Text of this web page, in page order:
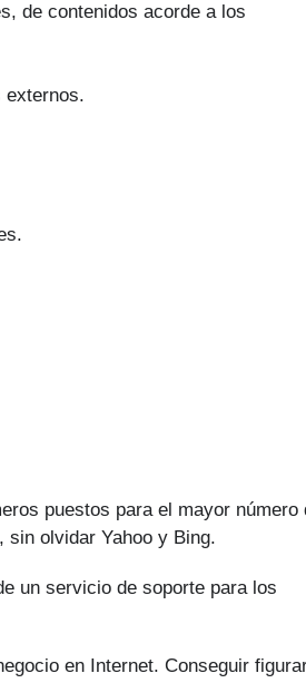
de contenidos acorde a los
externos.
puestos para el mayor número
olvidar Yahoo y Bing.
un servicio de soporte para los
en Internet. Conseguir